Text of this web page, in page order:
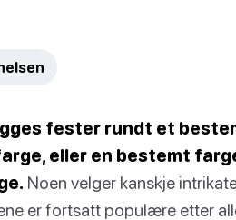
fester rundt et
eller en bestemt
Noen velger kanskje
er fortsatt populære etter